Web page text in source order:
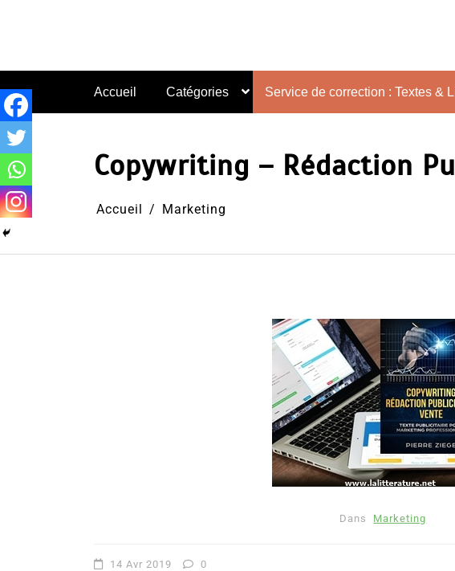
Accueil Catégories Service de correction : Textes &
Copywriting – Rédaction
Accueil Marketing
Dans Marketing
14 Avr 2019 0
Dans Romance